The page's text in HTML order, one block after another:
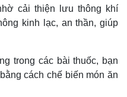
cải thiện lưu thông khí
kinh lạc, an thần, giúp
trong các bài thuốc, bạn
cách chế biến món ăn